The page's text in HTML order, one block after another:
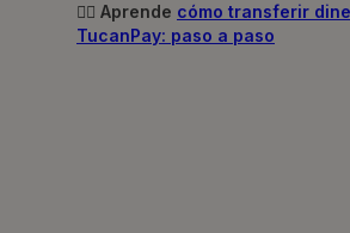
👉🏻 Aprende cómo transferir
TucanPay: paso a paso